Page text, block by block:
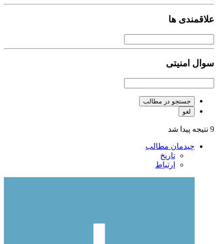
علاقمندی ها
سوال امنیتی
جستجو در مطالب
لغو
9 نتیجه پیدا شد
چیدمان مطالب
تاریخ
ارتباط